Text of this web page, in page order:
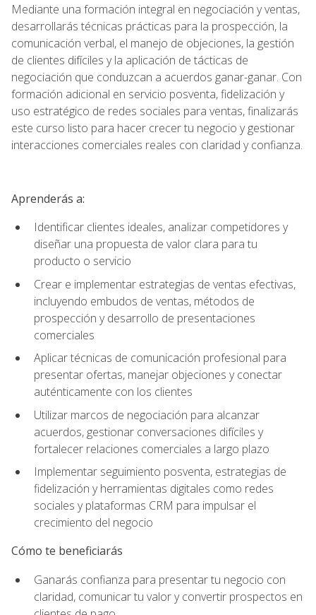
Mediante una formación integral en negociación y ventas,
desarrollarás técnicas prácticas para la prospección, la
comunicación verbal, el manejo de objeciones, la gestión
de clientes difíciles y la aplicación de tácticas de
negociación que conduzcan a acuerdos ganar-ganar. Con
formación adicional en servicio posventa, fidelización y
uso estratégico de redes sociales para ventas, finalizarás
este curso listo para hacer crecer tu negocio y gestionar
interacciones comerciales reales con claridad y confianza.
Aprenderás a:
Identificar clientes ideales, analizar competidores y
diseñar una propuesta de valor clara para tu
producto o servicio
Crear e implementar estrategias de ventas efectivas,
incluyendo embudos de ventas, métodos de
prospección y desarrollo de presentaciones
comerciales
Aplicar técnicas de comunicación profesional para
presentar ofertas, manejar objeciones y conectar
auténticamente con los clientes
Utilizar marcos de negociación para alcanzar
acuerdos, gestionar conversaciones difíciles y
fortalecer relaciones comerciales a largo plazo
Implementar seguimiento posventa, estrategias de
fidelización y herramientas digitales como redes
sociales y plataformas CRM para impulsar el
crecimiento del negocio
Cómo te beneficiarás
Ganarás confianza para presentar tu negocio con
claridad, comunicar tu valor y convertir prospectos en